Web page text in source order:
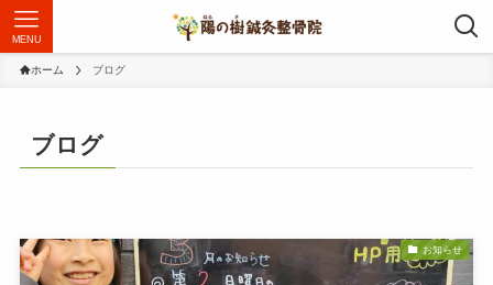
MENU
ホーム ブログ
ブログ
お知らせ